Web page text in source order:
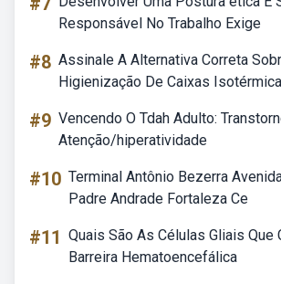
Responsável No Trabalho Exige
#8 Assinale A Alternativa Correta
Higienização De Caixas
#9 Vencendo O Tdah Adulto:
Atenção/hiperatividade
#10 Terminal Antônio Bezerra
Padre Andrade Fortaleza Ce
#11 Quais São As Células Gliais Que
Barreira Hematoencefálica